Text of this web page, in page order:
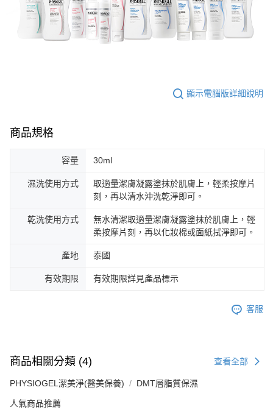
顯示電腦版詳細說明
商品規格
容量 30ml
濕洗使用方式
取適量潔膚凝露塗抹於肌膚上，輕柔按摩片
刻，再以清水沖洗乾淨即可。
乾洗使用方式
無水清潔取適量潔膚凝露塗抹於肌膚上，輕
柔按摩片刻，再以化妝棉或面紙拭淨即可。
產地 泰國
有效期限 有效期限詳見產品標示
客服
商品相關分類 (4) 查看全部
PHYSIOGEL潔美淨(醫美保養) DMT層脂質保濕
人氣商品推薦